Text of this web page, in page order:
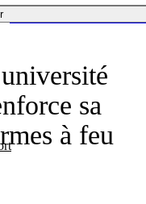
sa
à feu